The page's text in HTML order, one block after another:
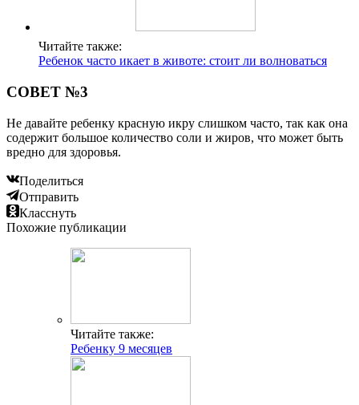
Читайте также:
Ребенок часто икает в животе: стоит ли волноваться
СОВЕТ №3
Не давайте ребенку красную икру слишком часто, так как она
содержит большое количество соли и жиров, что может быть
вредно для здоровья.
Поделиться
Отправить
Класснуть
Похожие публикации
Читайте также:
Ребенку 9 месяцев